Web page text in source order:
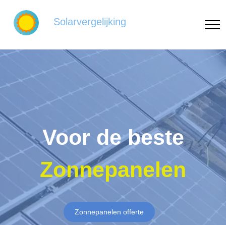
Solarvergelijking
Voor de beste
Zonnepanelen
Zonnepanelen offerte